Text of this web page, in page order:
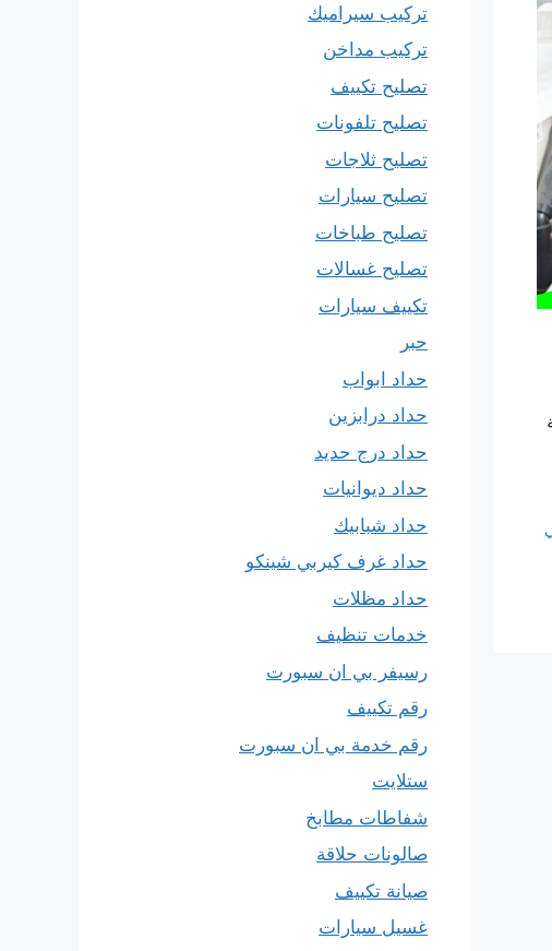
تركيب سيراميك
تركيب مداخن
تصليح تكييف
تصليح تلفونات
تصليح ثلاجات
تصليح سيارات
تصليح طباخات
تصليح غسالات
تكييف سيارات
حبر
حداد ابواب
حداد درابزين
حداد درج حديد
حداد ديوانيات
حداد شبابيك
حداد غرف كيربي شينكو
حداد مظلات
خدمات تنظيف
رسيفر بي ان سبورت
رقم تكييف
رقم خدمة بي ان سبورت
ستلايت
شفاطات مطابخ
صالونات حلاقة
صيانة تكييف
غسيل سيارات